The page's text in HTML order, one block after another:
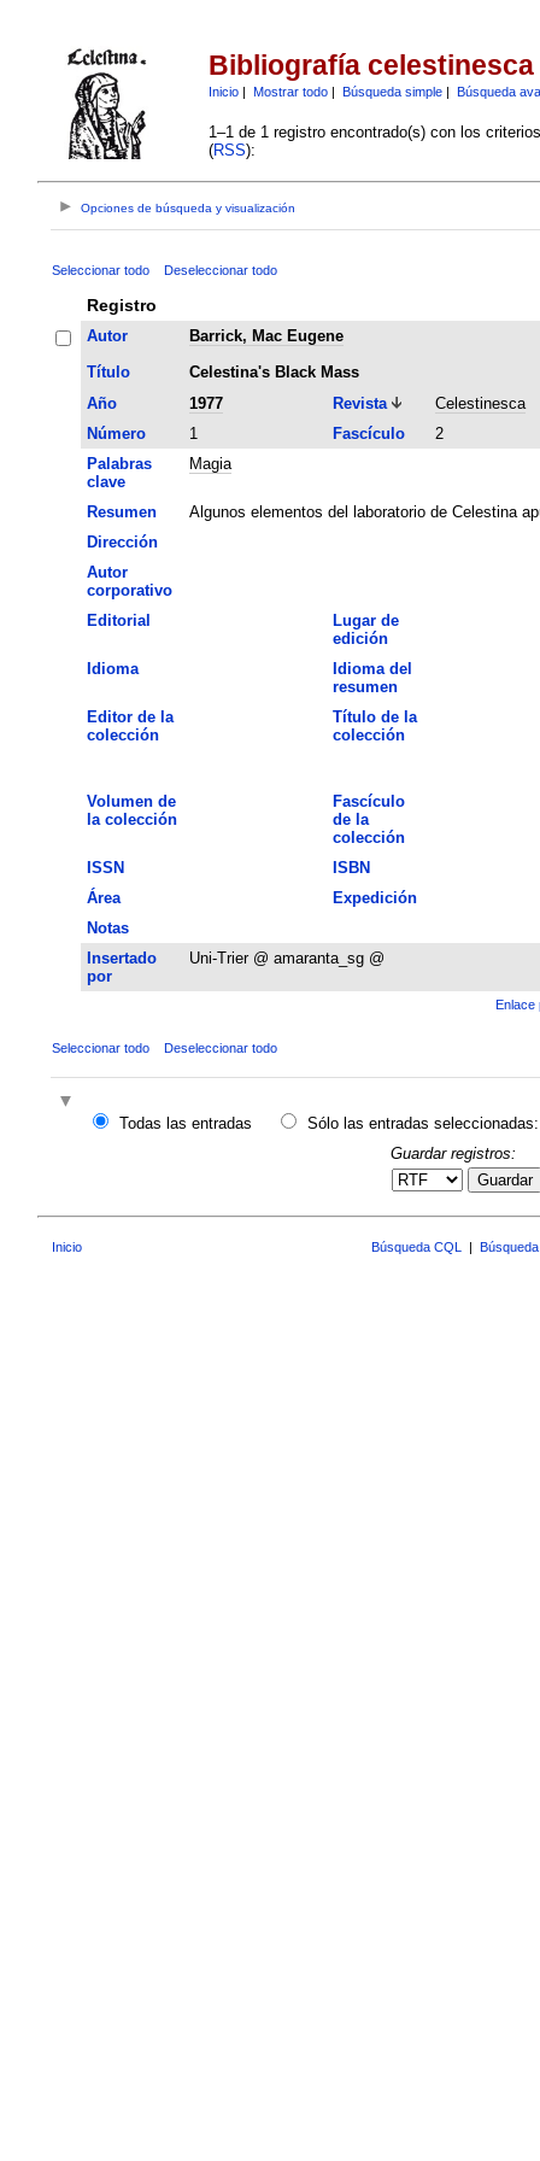
Bibliografía celestinesca
Inicio| Mostrar todo| Búsqueda simple| Búsqueda
1–1 de 1 registro encontrado(s) con los
(RSS):
Opciones de búsqueda y visualización
Seleccionar todo Deseleccionar todo
Registro
Autor
Barrick, Mac Eugene
Título
Celestina's Black Mass
Año
1977 Revista
Celestinesca
Número
1 Fascículo
2
Palabras
clave
Magia
Resumen
Algunos elementos del laboratorio de Celestina
Dirección
Autor
corporativo
Editorial
Lugar de
edición
Idioma
Idioma del
resumen
Editor de la
colección
Título de la
colección
Volumen de
la colección
Fascículo
de la
colección
ISSN
ISBN
Área
Expedición
Notas
Insertado
por
Uni-Trier @ amaranta_sg @
Enlace
Seleccionar todo Deseleccionar todo
Todas las entradas
Sólo las entradas seleccionadas:
Guardar registros:
Guardar
Inicio Búsqueda CQL